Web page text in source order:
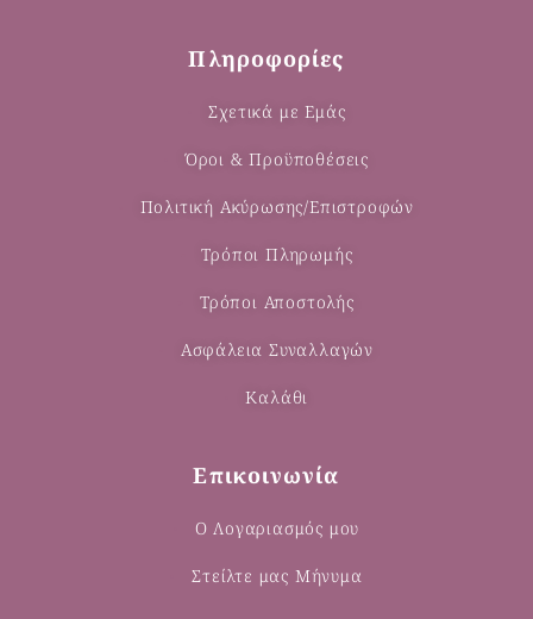
Πληροφορίες
Σχετικά με Εμάς
Όροι & Προϋποθέσεις
Πολιτική Ακύρωσης/Επιστροφών
Τρόποι Πληρωμής
Τρόποι Αποστολής
Ασφάλεια Συναλλαγών
Καλάθι
Επικοινωνία
Ο Λογαριασμός μου
Στείλτε μας Μήνυμα